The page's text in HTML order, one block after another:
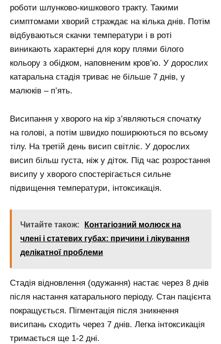
роботи шлунково-кишкового тракту. Такими
симптомами хворий страждає на кілька днів. Потім
відбуваються скачки температури і в роті
виникають характерні для кору плями білого
кольору з обідком, наповненим кров’ю. У дорослих
катаральна стадія триває не більше 7 днів, у
малюків – п’ять.
Висипання у хворого на кір з’являються спочатку
на голові, а потім швидко поширюються по всьому
тілу. На третій день висип світліє. У дорослих
висип більш густа, ніж у діток. Під час розростання
висипу у хворого спостерігається сильне
підвищення температури, інтоксикація.
Читайте також:
Контагіозний молюск на
члені і статевих губах: причини і лікування
делікатної проблеми
Стадія відновлення (одужання) настає через 8 днів
після настання катарального періоду. Стан пацієнта
покращується. Пігментація після зникнення
висипань сходить через 7 днів. Легка інтоксикація
тримається ще 1-2 дні.